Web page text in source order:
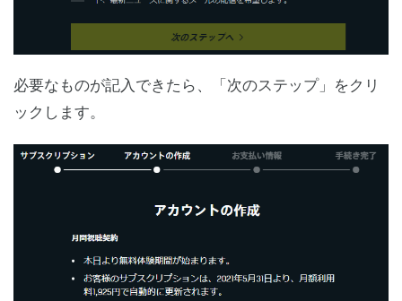
必要なものが記入できたら、「次のステップ」をクリ
ックします。